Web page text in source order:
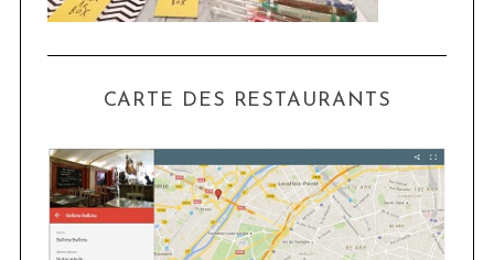
CARTE DES RESTAURANTS